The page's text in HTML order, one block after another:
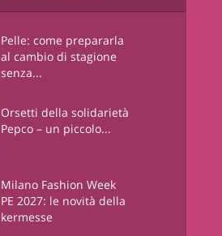
Pelle: come prepararla
al cambio di stagione
senza...
Orsetti della solidarietà
Pepco – un piccolo...
Milano Fashion Week
PE 2027: le novità della
kermesse